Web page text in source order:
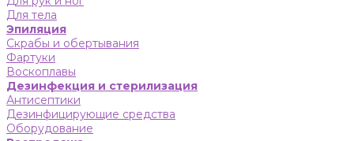
Для тела
Эпиляция
Скрабы и обертывания
Фартуки
Воскоплавы
Дезинфекция и стерилизация
Антисептики
Дезинфицирующие средства
Оборудование